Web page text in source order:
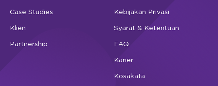
Case Studies
Klien
Partnership
Kebijakan Privasi
Syarat & Ketentuan
FAQ
Karier
Kosakata